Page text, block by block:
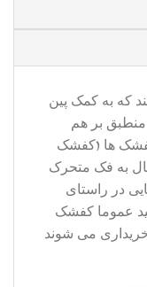
که به کمک پین
منطبق بر هم
ها (کفشک
به فک متحرک
در راستای
عموما کفشک
خریداری می شوند